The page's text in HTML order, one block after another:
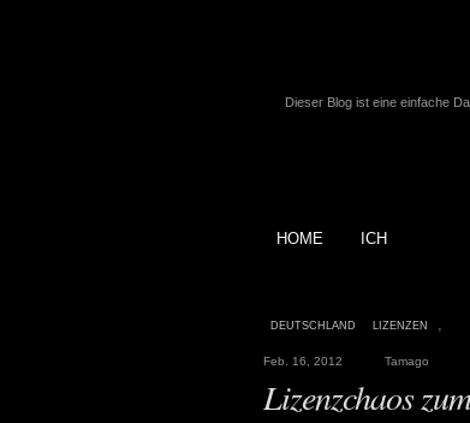
Dieser Blog ist eine einfache
HOME ICH
DEUTSCHLAND ,
LIZENZEN
Feb. 16, 2012 Tamago
Lizenzchaos